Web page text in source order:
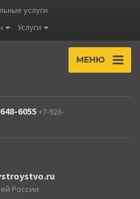
услуги
Услуги
МЕНЮ
6055+7-926-
России